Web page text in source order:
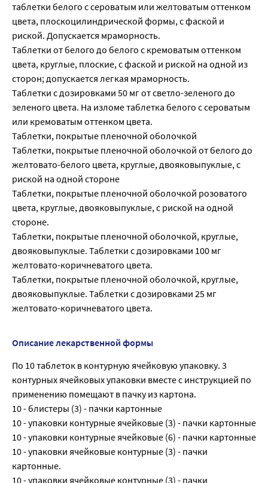
таблетки белого с сероватым или желтоватым оттенком
цвета, плоскоцилиндрической формы, с фаской и
риской. Допускается мраморность.
Таблетки от белого до белого с кремоватым оттенком
цвета, круглые, плоские, с фаской и риской на одной из
сторон; допускается легкая мраморность.
Таблетки с дозировками 50 мг от светло-зеленого до
зеленого цвета. На изломе таблетка белого с сероватым
или кремоватым оттенком цвета.
Таблетки, покрытые пленочной оболочкой
Таблетки, покрытые пленочной оболочкой от белого до
желтовато-белого цвета, круглые, двояковыпуклые, с
риской на одной стороне
Таблетки, покрытые пленочной оболочкой розоватого
цвета, круглые, двояковыпуклые, с риской на одной
стороне.
Таблетки, покрытые пленочной оболочкой, круглые,
двояковыпуклые. Таблетки с дозировками 100 мг
желтовато-коричневатого цвета.
Таблетки, покрытые пленочной оболочкой, круглые,
двояковыпуклые. Таблетки с дозировками 25 мг
желтовато-коричневатого цвета.
Описание лекарственной формы
По 10 таблеток в контурную ячейковую упаковку. 3
контурных ячейковых упаковки вместе с инструкцией по
применению помещают в пачку из картона.
10 - блистеры (3) - пачки картонные
10 - упаковки контурные ячейковые (3) - пачки картонные
10 - упаковки контурные ячейковые (6) - пачки картонные
10 - упаковки ячейковые контурные (3) - пачки
картонные.
10 - упаковки ячейковые контурные (3) - пачки